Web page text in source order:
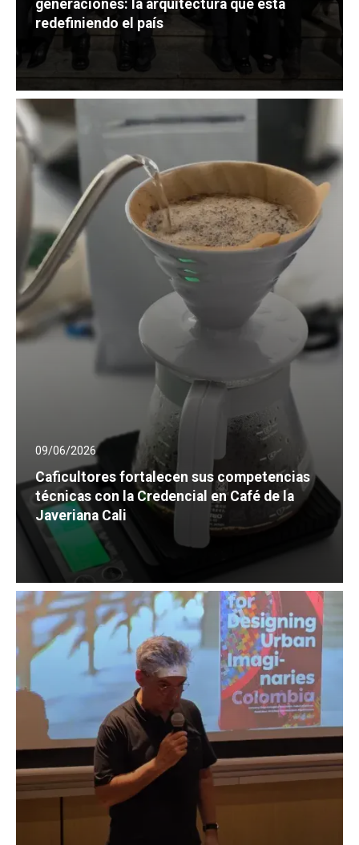
generaciones: la arquitectura que está
redefiniendo el país
09/06/2026
Caficultores fortalecen sus competencias
técnicas con la Credencial en Café de la
Javeriana Cali